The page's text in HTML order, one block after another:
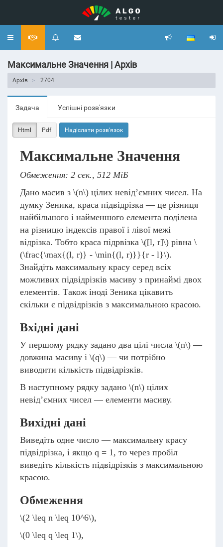
Toggle
Максимальне Значення | Архів
Архів 2704
Задача Успішні розв'язки
Html Pdf Надіслати розв'язок
Максимальне Значення
Обмеження: 2 сек., 512 МіБ
Дано масив з \(n\) цілих невід’ємних чисел. На
думку Зеника, краса підвідрізка — це різниця
найбільшого і найменшого елемента поділена
на різницю індексів правої і лівої межі
відрізка. Тобто краса підрвізка \([l, r]\) рівна \
(\frac{\max{(l, r)} - \min{(l, r)}}{r - l}\).
Знайдіть максимальну красу серед всіх
можливих підвідрізків масиву з принаймі двох
елементів. Також іноді Зеника цікавить
скільки є підвідрізків з максимальною красою.
Вхідні дані
У першому рядку задано два цілі числа \(n\) —
довжина масиву і \(q\) — чи потрібно
виводити кількість підвідрізків.
В наступному рядку задано \(n\) цілих
невід’ємних чисел — елементи масиву.
Вихідні дані
Виведіть одне число — максимальну красу
підвідрізка, і якщо q = 1, то через пробіл
виведіть кількість підвідрізків з максимальною
красою.
Обмеження
\(2 \leq n \leq 10^6\),
\(0 \leq q \leq 1\),